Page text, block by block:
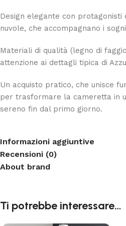
Design elegante con
nuvole, che accompagnano i
Materiali di qualità (legno di
attenzione ai dettagli tipica di
Un acquisto pratico, che unisce
per trasformare la cameretta in
sereno fin dal primo giorno.
Informazioni aggiuntive
Recensioni (0)
About brand
Ti potrebbe interessare…